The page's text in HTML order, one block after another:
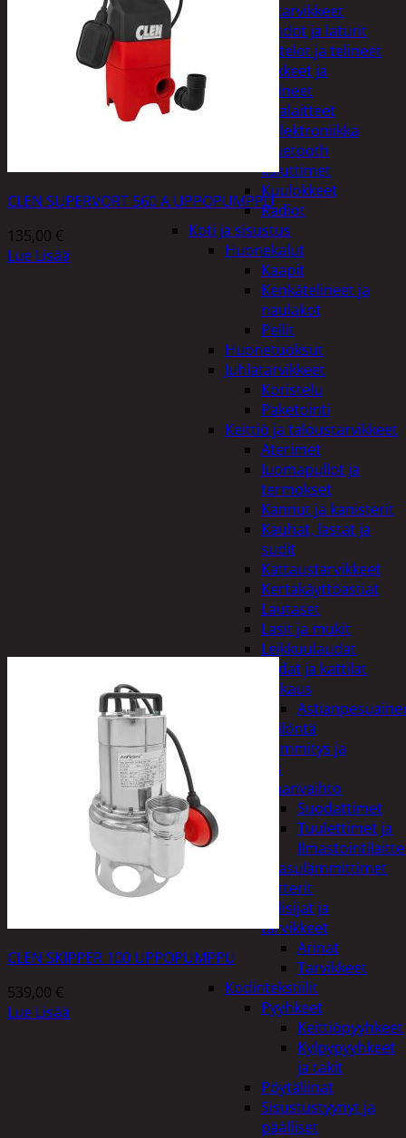
Puhelintarvikkeet
Johdot ja laturit
Kotelot ja telineet
Tv-tarvikkeet ja
seinätelineet
Varavirtalaitteet
Viihde-elektroniikka
Bluetooth
kaiuttimet
Kuulokkeet
Radiot
Koti ja sisustus
Huonekalut
Kaapit
Kenkätelineet ja
naulakot
Peilit
Huonetuoksut
Juhlatarvikkeet
Koristelu
Paketointi
Keittiö ja taloustarvikkeet
Aterimet
Juomapullot ja
termokset
Kannut ja kanisterit
Kauhat, lastat ja
sudit
Kattaustarvikkeet
Kertakäyttöastiat
Lautaset
Lasit ja mukit
Leikkuulaudat
Padat ja kattilat
Tiskaus
Säilöntä
Kodin lämmitys ja
tuuletus
Ilmanvaihto
Suodattimet
Tuulettimet ja
Kaasulämmittimet
Patterit
Tulisijat ja
tarvikkeet
Arinat
Tarvikkeet
Kodintekstiilit
Pyyhkeet
Keittiöpyyhkeet
Kylpypyyhkeet
ja takit
Pöytäliinat
Sisustustyynyt ja
päälliset
CLEN SUPERVORT 560 A UPPOPUMPPU
135,00 €
Lue Lisää
CLEN SKIPPER 100 UPPOPUMPPU
539,00 €
Lue Lisää